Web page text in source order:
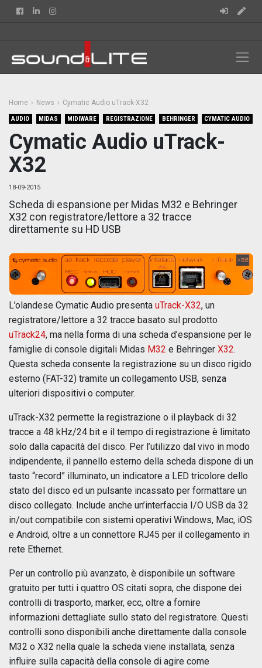
FacebookLinkedin
Home News Cymatic Audio uTrack-X32
AUDIO MIDAS MIDIWARE REGISTRAZIONE BEHRINGER CYMATIC AUDIO
Cymatic Audio uTrack-
X32
18-09-2015
Scheda di espansione per Midas M32 e Behringer
X32 con registratore/lettore a 32 tracce
direttamente su HD USB
L’olandese Cymatic Audio presenta uTrack-X32, un
registratore/lettore a 32 tracce basato sul prodotto
uTrack24, ma nella forma di una scheda d’espansione per le
famiglie di console digitali Midas M32 e Behringer X32.
Questa scheda consente la registrazione su un disco rigido
esterno (FAT-32) tramite un collegamento USB, senza
ulteriori dispositivi o computer.
uTrack-X32 permette la registrazione o il playback di 32
tracce a 48 kHz/24 bit e il tempo di registrazione è limitato
solo dalla capacità del disco. Per l’utilizzo dal vivo in modo
indipendente, il pannello esterno della scheda dispone di un
tasto “record” illuminato, un indicatore a LED tricolore dello
stato del disco ed un pulsante incassato per formattare un
disco collegato. Include anche un’interfaccia I/O USB da 32
in/out compatibile con sistemi operativi Windows, Mac, iOS
e Android, oltre a un connettore RJ45 per il collegamento in
rete Ethernet.
Per un controllo più avanzato, è disponibile un software
gratuito per tutti i quattro OS citati sopra, che dispone dei
controlli di trasporto, marker, ecc, oltre a fornire
informazioni dettagliate sullo stato del registratore. Questi
controlli sono disponibili anche direttamente dalla console
M32 o X32 nella quale la scheda viene installata, senza
influire sulla capacità della console di agire come